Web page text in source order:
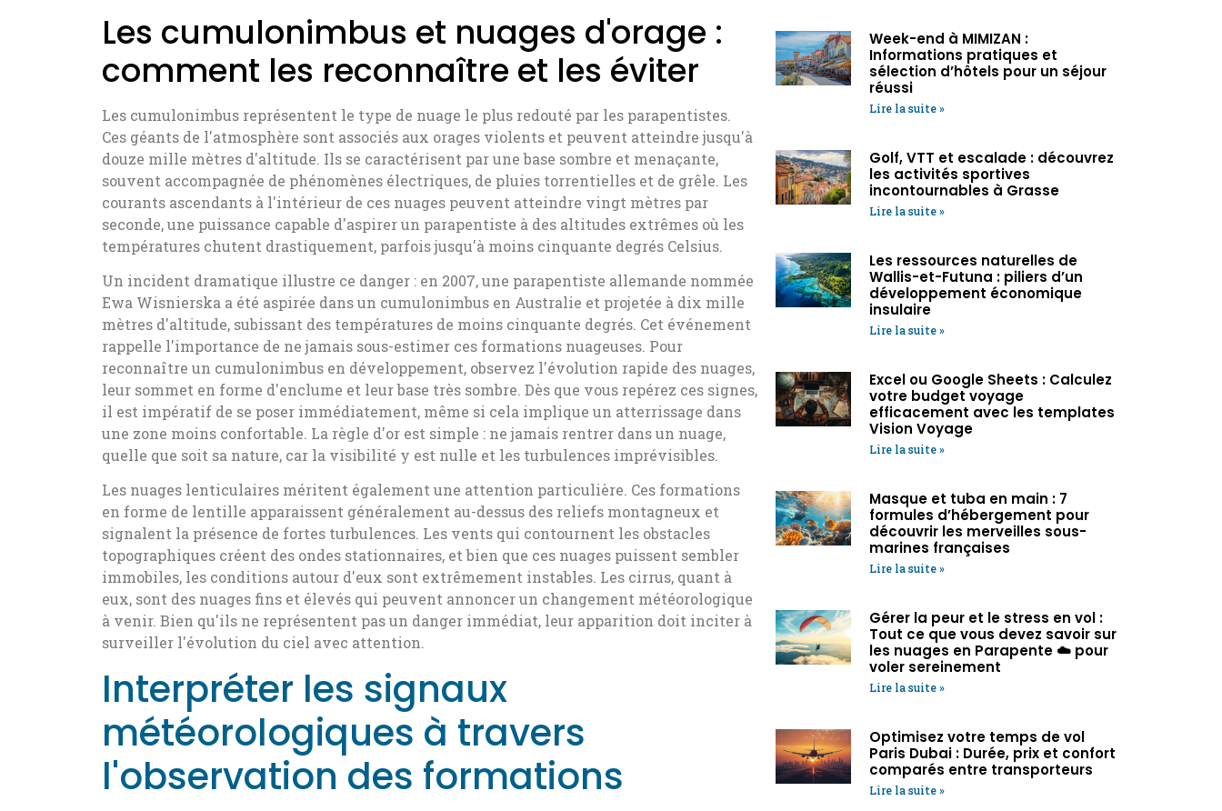
Les cumulonimbus et nuages d'orage :
comment les reconnaître et les éviter
Les cumulonimbus représentent le type de nuage le plus redouté par les parapentistes.
Ces géants de l'atmosphère sont associés aux orages violents et peuvent atteindre jusqu'à
douze mille mètres d'altitude. Ils se caractérisent par une base sombre et menaçante,
souvent accompagnée de phénomènes électriques, de pluies torrentielles et de grêle. Les
courants ascendants à l'intérieur de ces nuages peuvent atteindre vingt mètres par
seconde, une puissance capable d'aspirer un parapentiste à des altitudes extrêmes où les
températures chutent drastiquement, parfois jusqu'à moins cinquante degrés Celsius.
Un incident dramatique illustre ce danger : en 2007, une parapentiste allemande nommée
Ewa Wisnierska a été aspirée dans un cumulonimbus en Australie et projetée à dix mille
mètres d'altitude, subissant des températures de moins cinquante degrés. Cet événement
rappelle l'importance de ne jamais sous-estimer ces formations nuageuses. Pour
reconnaître un cumulonimbus en développement, observez l'évolution rapide des nuages,
leur sommet en forme d'enclume et leur base très sombre. Dès que vous repérez ces signes,
il est impératif de se poser immédiatement, même si cela implique un atterrissage dans
une zone moins confortable. La règle d'or est simple : ne jamais rentrer dans un nuage,
quelle que soit sa nature, car la visibilité y est nulle et les turbulences imprévisibles.
Les nuages lenticulaires méritent également une attention particulière. Ces formations
en forme de lentille apparaissent généralement au-dessus des reliefs montagneux et
signalent la présence de fortes turbulences. Les vents qui contournent les obstacles
topographiques créent des ondes stationnaires, et bien que ces nuages puissent sembler
immobiles, les conditions autour d'eux sont extrêmement instables. Les cirrus, quant à
eux, sont des nuages fins et élevés qui peuvent annoncer un changement météorologique
à venir. Bien qu'ils ne représentent pas un danger immédiat, leur apparition doit inciter à
surveiller l'évolution du ciel avec attention.
Interpréter les signaux
météorologiques à travers
l'observation des formations
Week-end à MIMIZAN :
Informations pratiques et
sélection d’hôtels pour un séjour
réussi
Lire la suite »
Golf, VTT et escalade : découvrez
les activités sportives
incontournables à Grasse
Lire la suite »
Les ressources naturelles de
Wallis-et-Futuna : piliers d’un
développement économique
insulaire
Lire la suite »
Excel ou Google Sheets : Calculez
votre budget voyage
efficacement avec les templates
Vision Voyage
Lire la suite »
Masque et tuba en main : 7
formules d’hébergement pour
découvrir les merveilles sous-
marines françaises
Lire la suite »
Gérer la peur et le stress en vol :
Tout ce que vous devez savoir sur
les nuages en Parapente ☁️ pour
voler sereinement
Lire la suite »
Optimisez votre temps de vol
Paris Dubai : Durée, prix et confort
comparés entre transporteurs
Lire la suite »